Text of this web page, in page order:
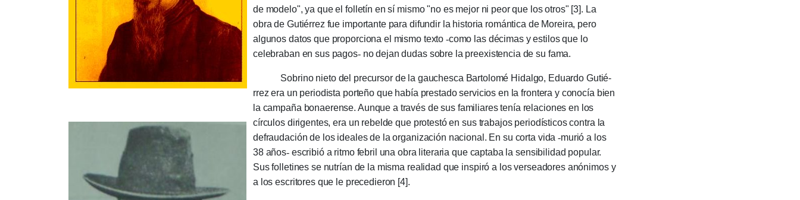
de modelo", ya que el folle­tín en sí mismo "no es mejor ni peor que los otros" [3]. La
obra de Gutiérrez fue im­por­tan­te para difun­dir la historia romántica de Moreira, pero
algunos datos que propor­ciona el mismo texto-como las déci­mas y esti­los que lo
celebraban en sus pagos-no dejan du­das sobre la preexistencia de su fama.
Sobrino nieto del precursor de la gauchesca Bartolomé Hidalgo, Eduardo Gutié­
rrez era un periodis­ta porteño que había prestado servi­cios en la fron­tera y conocía bien
la campaña bonaerense. Aunque a través de sus familiares tenía relaciones en los
círculos dirigentes, era un rebelde que protestó en sus trabajos periodísticos contra la
defrauda­ción de los ideales de la organi­zación na­cional. En su corta vida-murió a los
38 años-escri­bió a ritmo febril una obra literaria que capta­ba la sensi­bilidad popular.
Sus folle­ti­nes se nu­trían de la misma reali­dad que inspi­ró a los ver­sea­do­res anónimos y
a los es­cri­tores que le prece­die­ron [4].